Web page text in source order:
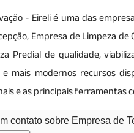
- Eireli é uma das
Empresa de Limpeza
Predial de qualidade,
mais modernos recursos
e as principais
contato sobre Empresa de